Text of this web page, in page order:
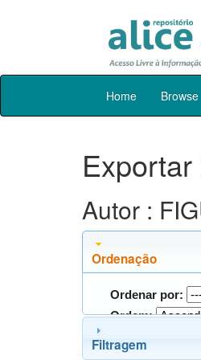
Skip
Home Browse
Autor :
Ordenação
Ordenar por:
Ordem:
Filtragem